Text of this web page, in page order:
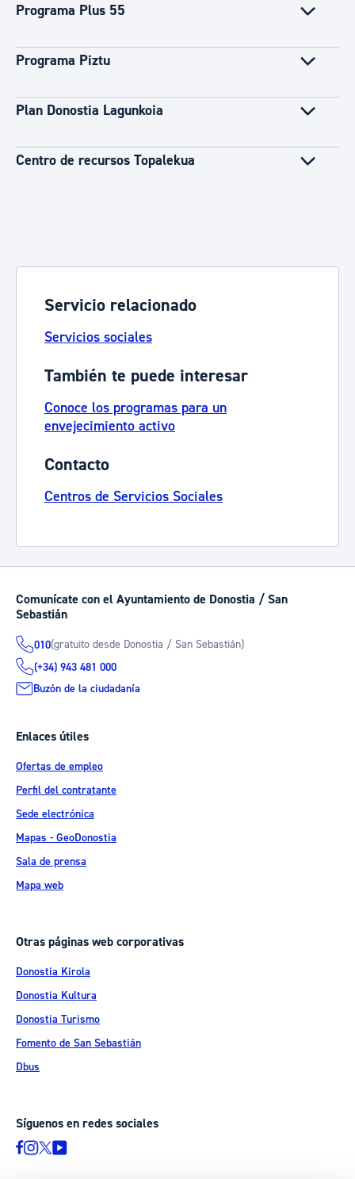
Programa Plus 55
Programa Piztu
Plan Donostia Lagunkoia
Centro de recursos Topalekua
Servicio relacionado
Servicios sociales
También te puede interesar
Conoce los programas para un
envejecimiento activo
Contacto
Centros de Servicios Sociales
Comunícate con el Ayuntamiento de Donostia / San
Sebastián
010(gratuito desde Donostia / San Sebastián)
(+34) 943 481 000
Buzón de la ciudadanía
Enlaces útiles
Ofertas de empleo
Perfil del contratante
Sede electrónica
Mapas - GeoDonostia
Sala de prensa
Mapa web
Otras páginas web corporativas
Donostia Kirola
Donostia Kultura
Donostia Turismo
Fomento de San Sebastián
Dbus
Síguenos en redes sociales